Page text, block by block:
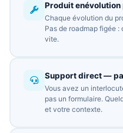
Produit enévolution
Chaque évolution du
Pas de roadmap figée
vite.
Support direct —
Vous avez un
pas un formulaire.
et votre contexte.